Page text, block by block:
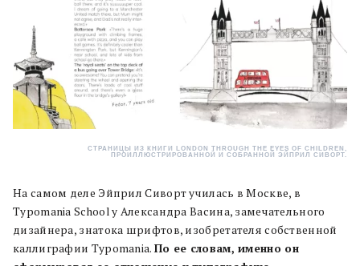
СТРАНИЦЫ ИЗ КНИГИ LONDON THROUGH THE EYES OF CHILDREN,
ПРОИЛЛЮСТРИРОВАННОЙ И СОБРАННОЙ ЭЙПРИЛ СИВОРТ.
На самом деле Эйприл Сиворт училась в Москве, в
Typomania School у Александра Васина, замечательного
дизайнера, знатока шрифтов, изобретателя собственной
каллиграфии Typomania. По ее словам, именно он